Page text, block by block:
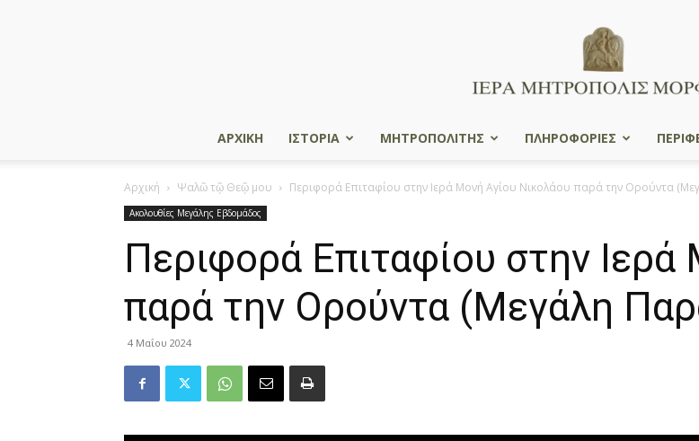
Μητρόπολις
ΑΡΧΙΚΗ ΙΣΤΟΡΙΑ ΜΗΤΡΟΠΟΛΙΤΗΣ ΠΛΗΡΟΦΟΡΙΕΣ
Αρχική Ψαλῶ τῷ Θεῷ μου Περιφορά Επιταφίου στην Ιερά Μονή Αγίου Νικολάου παρά την Ορούντα
Ακολουθίες Μεγάλης Εβδομάδος
Περιφορά Επιταφίου στην
παρά την Ορούντα (Μεγάλη
4 Μαΐου 2024